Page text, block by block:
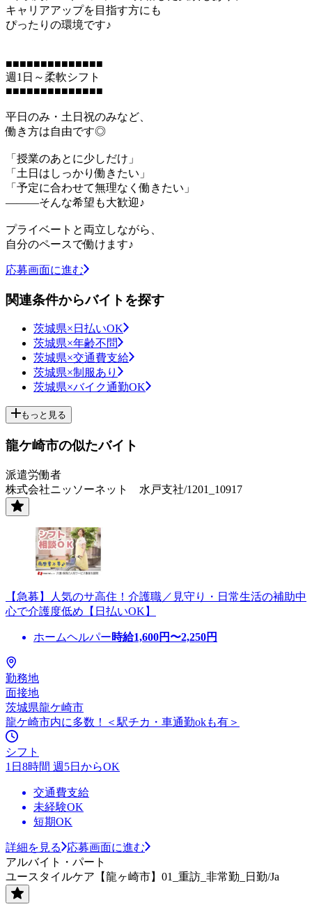
キャリアアップを目指す方にも
ぴったりの環境です♪
■■■■■■■■■■■■■■
週1日～柔軟シフト
■■■■■■■■■■■■■■
平日のみ・土日祝のみなど、
働き方は自由です◎
「授業のあとに少しだけ」
「土日はしっかり働きたい」
「予定に合わせて無理なく働きたい」
―――そんな希望も大歓迎♪
プライベートと両立しながら、
自分のペースで働けます♪
応募画面に進む
関連条件からバイトを探す
茨城県×日払いOK
茨城県×年齢不問
茨城県×交通費支給
茨城県×制服あり
茨城県×バイク通勤OK
もっと見る
龍ケ崎市の似たバイト
派遣労働者
株式会社ニッソーネット 水戸支社/1201_10917
【急募】人気のサ高住！介護職／見守り・日常生活の補助中
心で介護度低め【日払いOK】
ホームヘルパー時給1,600円〜2,250円
勤務地
面接地
茨城県龍ケ崎市
龍ケ崎市内に多数！＜駅チカ・車通勤okも有＞
シフト
1日8時間 週5日からOK
交通費支給
未経験OK
短期OK
詳細を見る
応募画面に進む
アルバイト・パート
ユースタイルケア【龍ヶ崎市】01_重訪_非常勤_日勤/Ja